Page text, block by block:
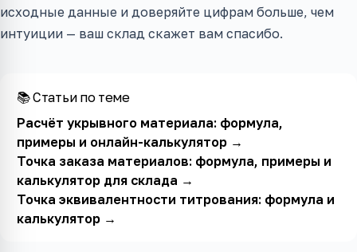
исходные данные и доверяйте цифрам больше, чем
интуиции — ваш склад скажет вам спасибо.
📚 Статьи по теме
Расчёт укрывного материала: формула,
примеры и онлайн-калькулятор→
Точка заказа материалов: формула, примеры и
калькулятор для склада →
Точка эквивалентности титрования: формула и
калькулятор→